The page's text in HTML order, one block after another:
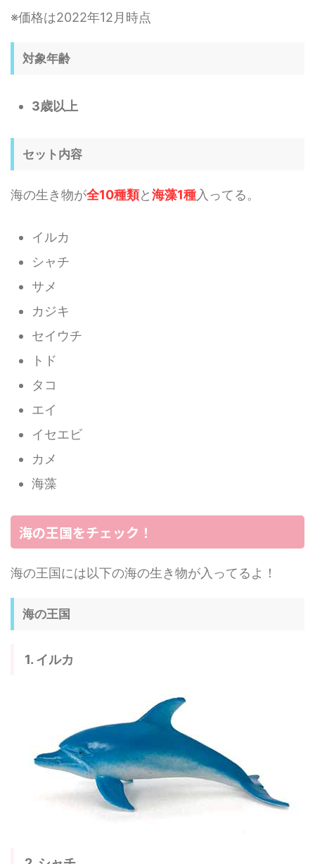
※価格は2022年12月時点
対象年齢
3歳以上
セット内容
海の生き物が全10種類と海藻1種入ってる。
イルカ
シャチ
サメ
カジキ
セイウチ
トド
タコ
エイ
イセエビ
カメ
海藻
海の王国をチェック！
海の王国には以下の海の生き物が入ってるよ！
海の王国
1. イルカ